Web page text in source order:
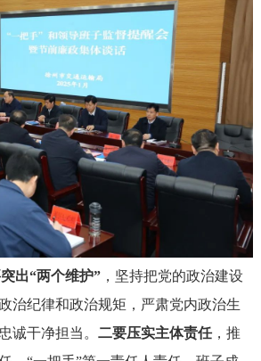
出“两个维护” ，坚持把党的政治建设
治纪律和政治规矩，严肃党内政治生
诚干净担当。 二要压实主体责任，推